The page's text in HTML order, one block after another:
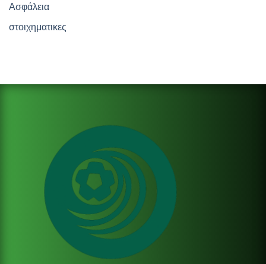
Ασφάλεια
στοιχηματικες